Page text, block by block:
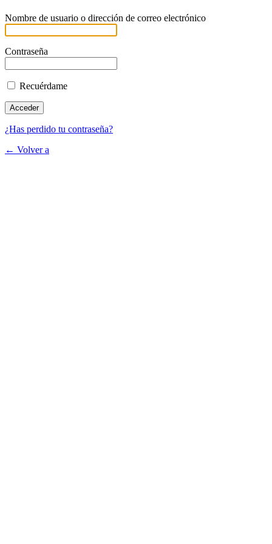
Nombre de usuario o dirección de correo electrónico
Contraseña
Recuérdame
¿Has perdido tu contraseña?
← Volver a